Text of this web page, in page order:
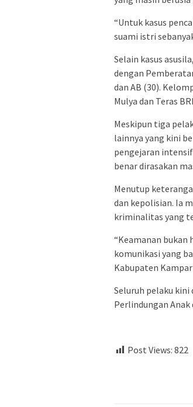
“Untuk kasus
suami istri
Selain kasus
dengan
dan AB (30).
Mulya dan Teras
Meskipun tiga
lainnya yang kini
pengejaran
benar dirasakan
Menutup
dan kepolisian. Ia
kriminalitas yang
“Keamanan bukan
komunikasi yang
Kabupaten
Seluruh pelaku
Perlindungan
Post Views: 822